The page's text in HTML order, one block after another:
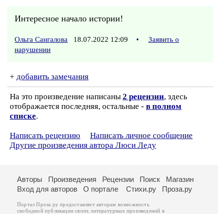
Интересное начало истории!
Ольга Сангалова 18.07.2022 12:09 •
Заявить о
нарушении
+ добавить замечания
На это произведение написаны 2 рецензии, здесь
отображается последняя, остальные - в полном
списке.
Написать рецензию
Написать личное сообщение
Другие произведения автора Люси Леду
Авторы Произведения Рецензии Поиск
Магазин
Вход для авторов
О портале Стихи.ру Проза.ру
Портал Проза.ру предоставляет авторам возможность
свободной публикации своих литературных произведений в